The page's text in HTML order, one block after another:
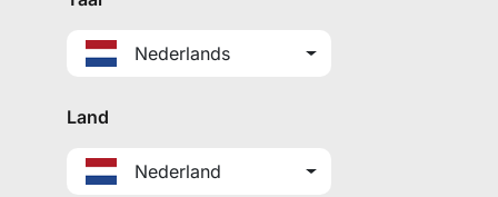
Nederlands
Land
Nederland